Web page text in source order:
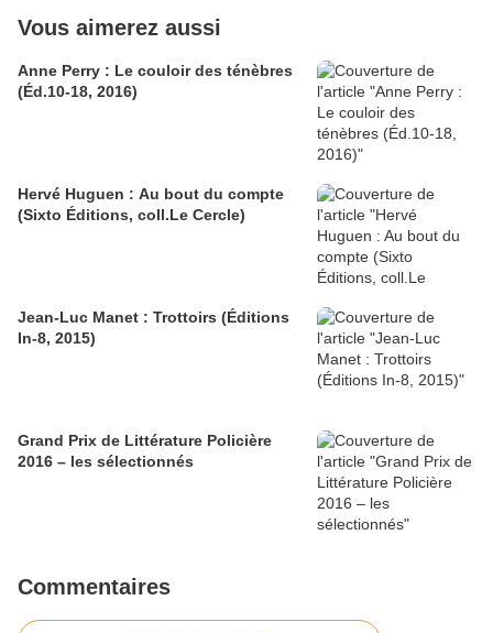
Vous aimerez aussi
Anne Perry : Le couloir des ténèbres
(Éd.10-18, 2016)
Hervé Huguen : Au bout du compte
(Sixto Éditions, coll.Le Cercle)
Jean-Luc Manet : Trottoirs (Éditions
In-8, 2015)
Grand Prix de Littérature Policière
2016 – les sélectionnés
Commentaires